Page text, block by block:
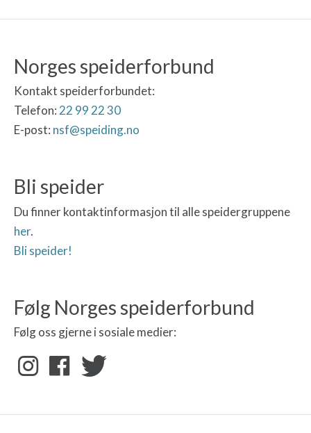
Norges speiderforbund
Kontakt speiderforbundet:
Telefon: 22 99 22 30
E-post: nsf@speiding.no
Bli speider
Du finner kontaktinformasjon til alle speidergruppene
her.
Bli speider!
Følg Norges speiderforbund
Følg oss gjerne i sosiale medier: